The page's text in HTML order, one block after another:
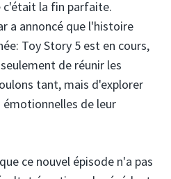
c'était la fin parfaite.
a annoncé que l'histoire
Toy Story 5 est en cours,
de réunir les
tant, mais d'explorer
de leur
ce nouvel épisode n'a pas